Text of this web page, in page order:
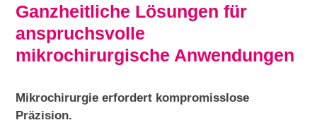
Ganzheitliche Lösungen für
anspruchsvolle
mikrochirurgische Anwendungen
Mikrochirurgie erfordert kompromisslose
Präzision.